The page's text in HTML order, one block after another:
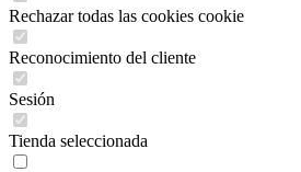
Rechazar todas las cookies cookie
Reconocimiento del cliente
Sesión
Tienda seleccionada